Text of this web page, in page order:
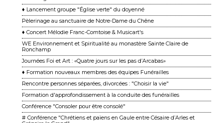
♦ Lancement groupe "Église verte" du doyenné
Pèlerinage au sanctuaire de Notre-Dame du Chêne
♦ Concert Mélodie Franc-Comtoise & Musicart's
WE Environnement et Spiritualité au monastère Sainte Claire de
Ronchamp
Journées Foi et Art : «Quatre jours sur les pas d’Arcabas»
♦ Formation nouveaux membres des équipes Funérailles
Rencontre personnes séparées, divorcées : "Choisir la vie"
Formation d'approfondissement à la conduite des funérailles
Conférence "Consoler pour être consolé"
# Conférence "Chrétiens et païens en Gaule entre Césaire d’Arles et